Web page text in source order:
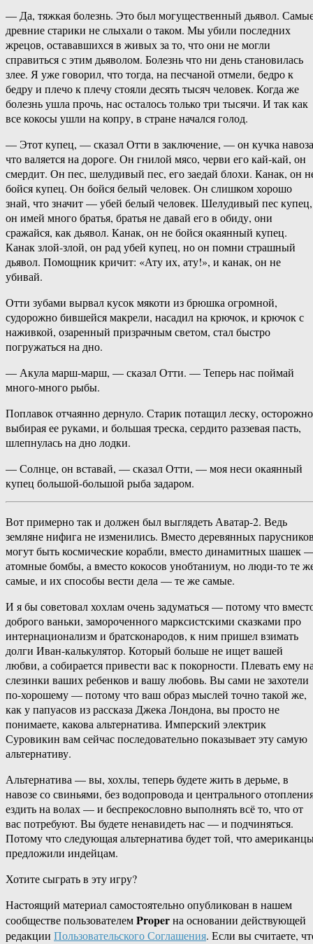
— Да, тяжкая болезнь. Это был могущественный дьявол.
древние старики не слыхали о таком. Мы убили последних
жрецов, остававшихся в живых за то, что они не могли
справиться с этим дьяволом. Болезнь что ни день становилась
злее. Я уже говорил, что тогда, на песчаной отмели, бедро к
бедру и плечо к плечу стояли десять тысяч человек. Когда же
болезнь ушла прочь, нас осталось только три тысячи. И так как
все кокосы ушли на копру, в стране начался голод.
— Этот купец, — сказал Отти в заключение, — он кучка
что валяется на дороге. Он гнилой мясо, черви его кай-кай, он
смердит. Он пес, шелудивый пес, его заедай блохи. Канак, он
бойся купец. Он бойся белый человек. Он слишком хорошо
знай, что значит — убей белый человек. Шелудивый пес купец,
он имей много братья, братья не давай его в обиду, они
сражайся, как дьявол. Канак, он не бойся окаянный купец.
Канак злой-злой, он рад убей купец, но он помни страшный
дьявол. Помощник кричит: «Ату их, ату!», и канак, он не
убивай.
Отти зубами вырвал кусок мякоти из брюшка огромной,
судорожно бившейся макрели, насадил на крючок, и крючок с
наживкой, озаренный призрачным светом, стал быстро
погружаться на дно.
— Акула марш-марш, — сказал Отти. — Теперь нас поймай
много-много рыбы.
Поплавок отчаянно дернуло. Старик потащил леску, осторожно
выбирая ее руками, и большая треска, сердито раззевая пасть,
шлепнулась на дно лодки.
— Солнце, он вставай, — сказал Отти, — моя неси окаянный
купец большой-большой рыба задаром.
Вот примерно так и должен был выглядеть Аватар-2. Ведь
земляне нифига не изменились. Вместо деревянных
могут быть космические корабли, вместо динамитных шашек
атомные бомбы, а вместо кокосов унобтаниум, но люди-то те
самые, и их способы вести дела — те же самые.
И я бы советовал хохлам очень задуматься — потому что
доброго ваньки, замороченного марксистскими сказками про
интернационализм и братсконародов, к ним пришел взимать
долги Иван-калькулятор. Который больше не ищет вашей
любви, а собирается привести вас к покорности. Плевать ему
слезинки ваших ребенков и вашу любовь. Вы сами не захотели
по-хорошему — потому что ваш образ мыслей точно такой же,
как у папуасов из рассказа Джека Лондона, вы просто не
понимаете, какова альтернатива. Имперский электрик
Суровикин вам сейчас последовательно показывает эту самую
альтернативу.
Альтернатива — вы, хохлы, теперь будете жить в дерьме, в
навозе со свиньями, без водопровода и центрального
ездить на волах — и беспрекословно выполнять всё то, что от
вас потребуют. Вы будете ненавидеть нас — и подчиняться.
Потому что следующая альтернатива будет той, что
предложили индейцам.
Хотите сыграть в эту игру?
Настоящий материал самостоятельно опубликован в нашем
сообществе пользователемProperна основании действующей
редакции Пользовательского Соглашения. Если вы считаете,